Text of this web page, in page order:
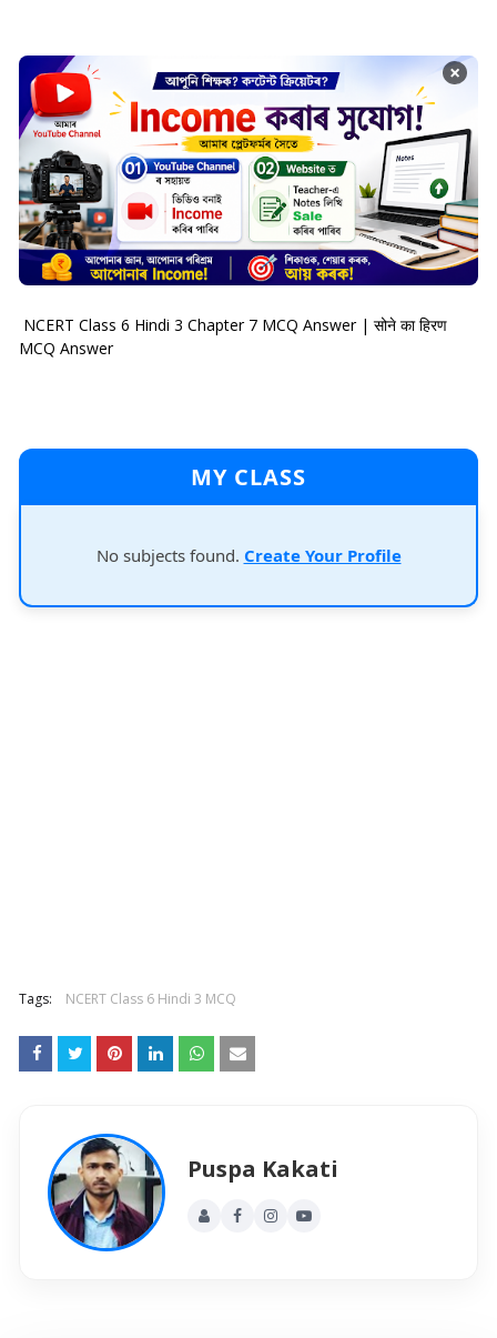
×
NCERT Class 6 Hindi 3 Chapter 7 MCQ Answer | सोने का हिरण
MCQ Answer
MY CLASS
No subjects found. Create Your Profile
Tags: NCERT Class 6 Hindi 3 MCQ
Puspa Kakati